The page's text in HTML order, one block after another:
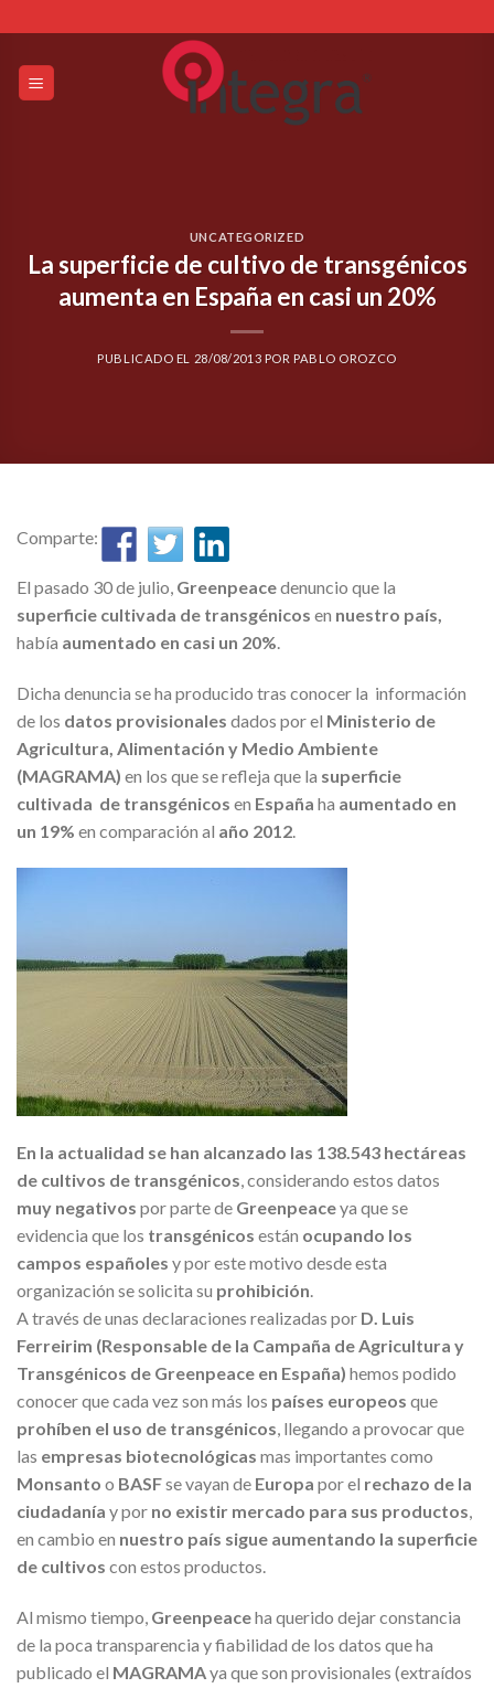
to
content
UNCATEGORIZED
La superficie de cultivo de transgénicos
aumenta en España en casi un 20%
PUBLICADO EL 28/08/2013 POR PABLO OROZCO
Comparte:
El pasado 30 de julio, Greenpeacedenuncio que la
superficie cultivada de transgénicos en nuestro país,
había aumentado en casi un 20%.
Dicha denuncia se ha producido tras conocer la información
de los datos provisionales dados por el Ministerio de
Agricultura, Alimentación y Medio Ambiente
(MAGRAMA) en los que se refleja que la superficie
cultivada de transgénicos en España ha aumentado en
un 19% en comparación al año 2012
En la actualidad se han alcanzado las 138.543 hectáreas
de cultivos de transgénicos, considerando estos datos
muy negativos por parte de Greenpeaceya que se
evidencia que los transgénicos están ocupando los
campos españoles y por este motivo desde esta
organización se solicita su prohibición.
A través de unas declaraciones realizadas por D. Luis
Ferreirim (Responsable de la Campaña de Agricultura y
Transgénicos de Greenpeace en España) hemos podido
conocer que cada vez son más los países europeos que
prohíben el uso de transgénicos, llegando a provocar que
las empresas biotecnológicas mas importantes como
Monsanto o BASFse vayan de Europa por el rechazo de la
ciudadanía y por no existir mercado para sus productos,
en cambio en nuestro país sigue aumentando la superficie
de cultivos con estos productos.
Al mismo tiempo, Greenpeaceha querido dejar constancia
de la poca transparencia y fiabilidad de los datos que ha
publicado el MAGRAMAya que son provisionales (extraídos